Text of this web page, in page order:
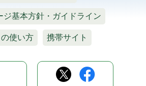
ジ基本方針・ガイドライン
使い方 携帯サイト